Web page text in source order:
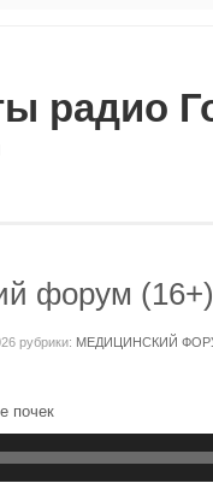
радио
форум
рубрики: МЕДИЦИНСКИЙ
почек